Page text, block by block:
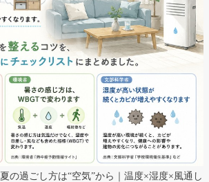
の過ごし方は“空気”から｜温度×湿度×風通し